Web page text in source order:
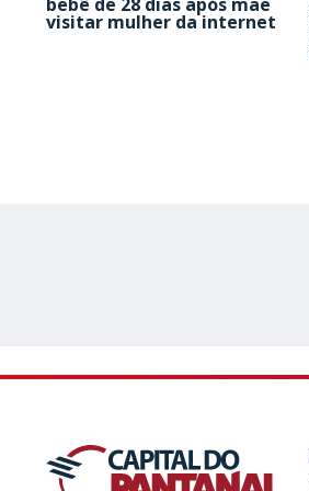
bebê de 28 dias após mãe
visitar mulher da internet